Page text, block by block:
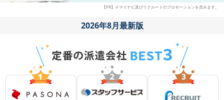
【PR】※マイナビ及びリクルートのプロモーションを含みます。
2026年8月最新版